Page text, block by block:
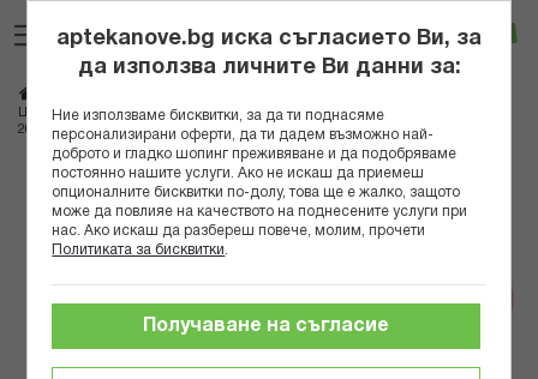
към
съдържанието
Вход
ШУСЛЕРОВИ СОЛИ КОМБИНАЦИЯ В ПОМОЩ ПРИ ГАСТРИТ (3,5,7) ТАБЛ. X
200
Преминете
края
галерията
изображенията
aptekanove.bg иска съгласието Ви, за
да използва личните Ви данни за:
Ние използваме бисквитки, за да ти поднасяме
персонализирани оферти, да ти дадем възможно най-
доброто и гладко шопинг преживяване и да подобряваме
постоянно нашите услуги. Ако не искаш да приемеш
опционалните бисквитки по-долу, това ще е жалко, защото
може да повлияе на качеството на поднесените услуги при
нас. Ако искаш да разбереш повече, молим, прочети
Политиката за бисквитки
Получаване на съгласие